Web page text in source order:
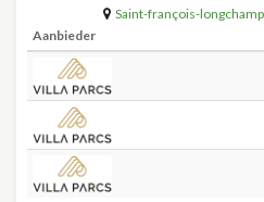
Saint-françois-longchamp
Aanbieder